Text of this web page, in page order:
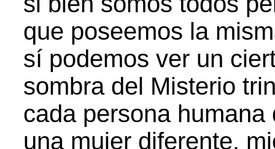
que poseemos la
sí podemos ver un
sombra del Misterio
cada persona
una mujer diferente,